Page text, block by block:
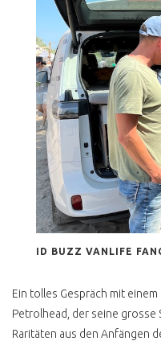
ID BUZZ VANLIFE
Ein tolles Gespräch mit
Petrolhead, der seine grosse
Raritäten aus den Anfängen